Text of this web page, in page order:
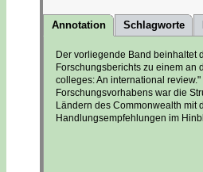
Annotation Schlagworte
Der vorliegende Band beinhaltet
Forschungsberichts zu einem an
colleges: An international
Forschungsvorhabens war die
Ländern des Commonwealth mit
Handlungsempfehlungen im